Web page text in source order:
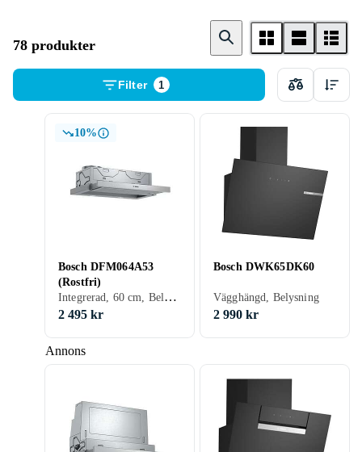
78 produkter
Filter 1
Annons
10%
Bosch DFM064A53
(Rostfri)
Integrerad, 60 cm, Belysning, Utdragbar
2 495 kr
Bosch DWK65DK60
Vägghängd, Belysning
2 990 kr